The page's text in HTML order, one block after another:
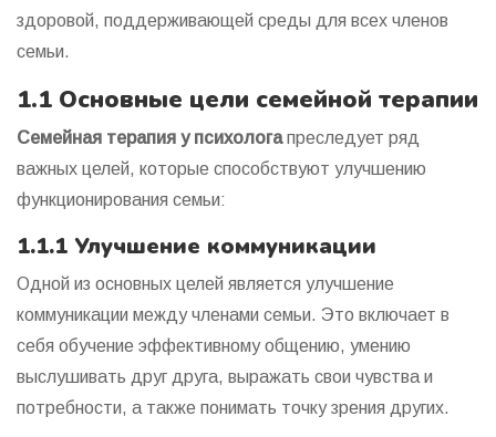
здоровой, поддерживающей среды для всех членов
семьи.
1.1 Основные цели семейной терапии
Семейная терапия у психологапреследует ряд
важных целей, которые способствуют улучшению
функционирования семьи:
1.1.1 Улучшение коммуникации
Одной из основных целей является улучшение
коммуникации между членами семьи. Это включает в
себя обучение эффективному общению, умению
выслушивать друг друга, выражать свои чувства и
потребности, а также понимать точку зрения других.